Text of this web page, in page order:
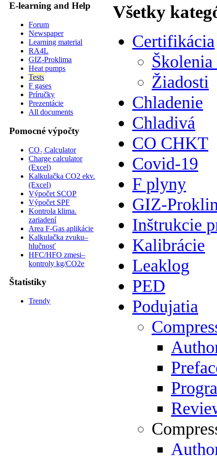
E-learning and Help
Forum
Newspaper
Learning material
RA4L
GIZ-Proklima
Heat pumps
Tests
F gases
Príručky
Prezentácie
All documents
Pomocné výpočty
CO₂ Calculator
Charge calculator
(Excel)
Kalkulačka CO2 ekv.
(Excel)
Výpočet SCOP
Výpočet SPF
Kontrola klima.
zariadení
Area F-Gas aplikácie
Kalkulačka zvuku–
hlučnosť
HFC/HFO zmesi–
kontroly kg/CO2e
Štatistiky
Trendy
Všetky
Certifikácia
Žiadosti
Chladenie
Chladivá
CO CHKT
Covid-19
F plyny
GIZ-
Inštrukcie
Kalibrácie
Leaklog
PED
Podujatia